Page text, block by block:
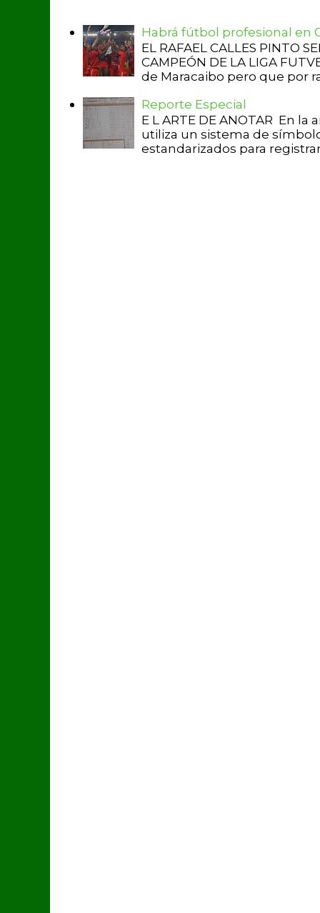
Habrá fútbol profesional en
EL RAFAEL CALLES PINTO
CAMPEÓN DE LA LIGA
de Maracaibo pero que por
Reporte Especial
E L ARTE DE ANOTAR En
utiliza un sistema de
estandarizados para